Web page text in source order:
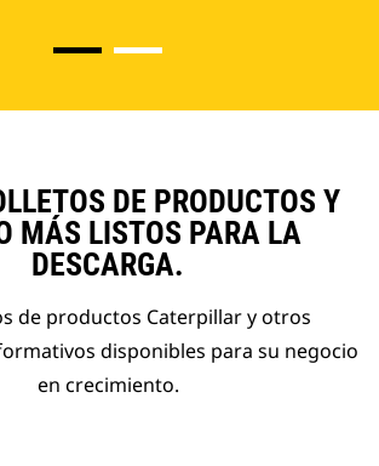
DE PRODUCTOS Y
MÁS LISTOS PARA LA
DESCARGA.
de productos Caterpillar y otros
disponibles para su negocio
en crecimiento.